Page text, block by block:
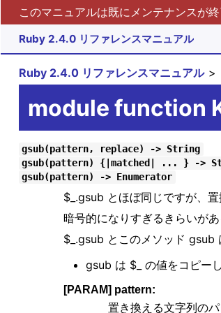
このマニュアルは既にメンテナンスが
Ruby 2.4.0 リファレンスマニュアル
Ruby 2.4.0 リファレンスマニュアル
module function
gsub(pattern, replace) -> String
gsub(pattern) {|matched| ... } ->
gsub(pattern) -> Enumerator
$_.gsub とほぼ同じですが、
暗号的になりすぎるきらいが
$_.gsub とこのメソッド gsub
gsub は $_ の値をコピー
[PARAM] pattern:
置き換える文字列の